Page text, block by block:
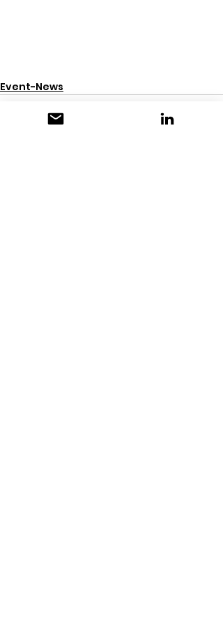
Event-News